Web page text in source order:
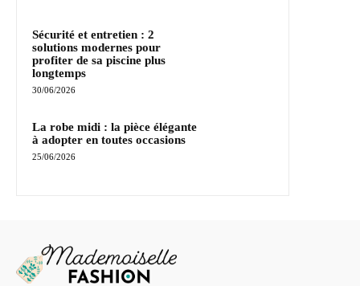
Sécurité et entretien : 2
solutions modernes pour
profiter de sa piscine plus
longtemps
30/06/2026
La robe midi : la pièce élégante
à adopter en toutes occasions
25/06/2026